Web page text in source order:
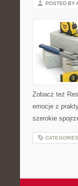
POSTED BY
Zobacz też
emocje z
szerokie